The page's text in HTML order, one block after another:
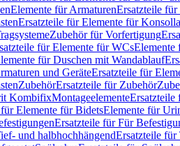
Elemente für ArmaturenErsatzteile
Ersatzteile für Elemente für
Zubehör für Vorfertigung
für Elemente für WCsElemente
für Duschen mit Wandablauf
und GeräteErsatzteile für
ZubehörErsatzteile für Zubehör
KombifixMontageelementeErsatzteile
Elemente für BidetsElemente für
Ersatzteile für Für
und halbhochhängendErsatzteile für